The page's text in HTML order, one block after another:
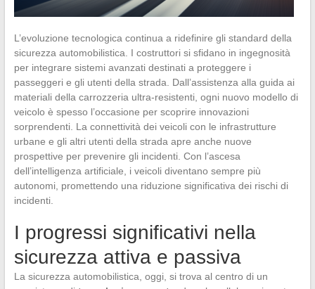
L’evoluzione tecnologica continua a ridefinire gli standard della
sicurezza automobilistica. I costruttori si sfidano in ingegnosità
per integrare sistemi avanzati destinati a proteggere i
passeggeri e gli utenti della strada. Dall’assistenza alla guida ai
materiali della carrozzeria ultra-resistenti, ogni nuovo modello di
veicolo è spesso l’occasione per scoprire innovazioni
sorprendenti. La connettività dei veicoli con le infrastrutture
urbane e gli altri utenti della strada apre anche nuove
prospettive per prevenire gli incidenti. Con l’ascesa
dell’intelligenza artificiale, i veicoli diventano sempre più
autonomi, promettendo una riduzione significativa dei rischi di
incidenti.
I progressi significativi nella
sicurezza attiva e passiva
La sicurezza automobilistica, oggi, si trova al centro di un